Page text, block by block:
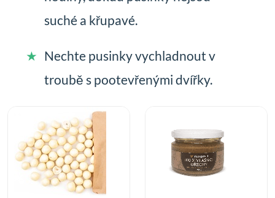
suché a křupavé.
Nechte pusinky vychladnout v
troubě s pootevřenými dvířky.